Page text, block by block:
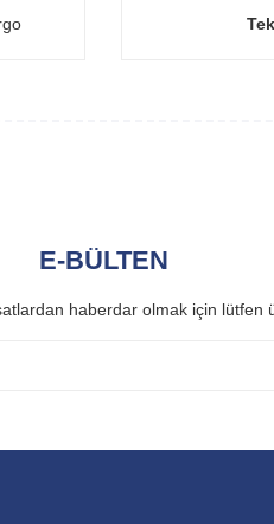
E-BÜLTEN
haberdar olmak için lütfen